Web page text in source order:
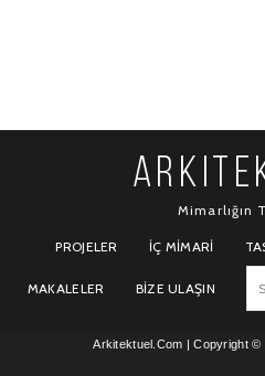
Mimarlığın
PROJELER İÇ MIMARI
MAKALELER BIZE ULAŞIN
Arkitektuel.Com | Copyright ©